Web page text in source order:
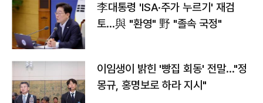
李대통령 'ISA·주가 누르기' 재검
토…與 "환영" 野 "졸속 국정"
이임생이 밝힌 '빵집 회동' 전말…"정
몽규, 홍명보로 하라 지시"